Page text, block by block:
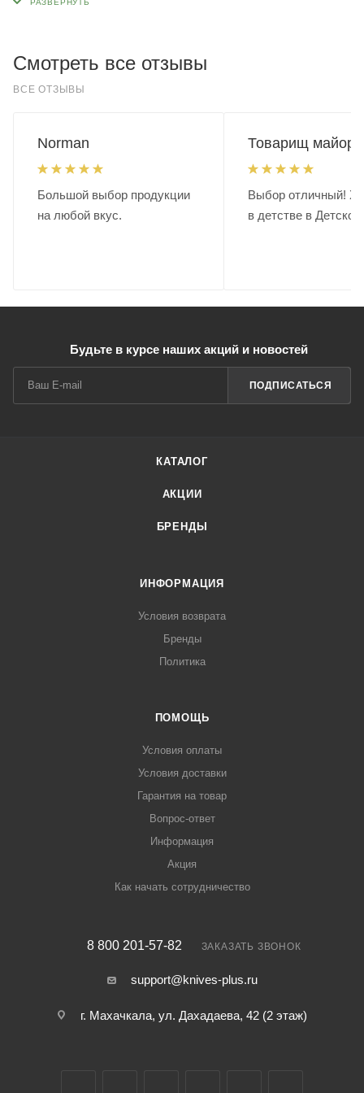
Инструмент для зачистки проводов;
Вес (грамм): 196;
Смотреть все отзывы
ВСЕ ОТЗЫВЫ
Norman
Большой выбор продукции
на любой вкус.
Товарищ майор.
Выбор отличный!
в детстве в
Будьте в курсе наших акций и новостей
ПОДПИСАТЬСЯ
КАТАЛОГ
АКЦИИ
БРЕНДЫ
ИНФОРМАЦИЯ
Условия возврата
Бренды
Политика
ПОМОЩЬ
Условия оплаты
Условия доставки
Гарантия на товар
Вопрос-ответ
Информация
Акция
Как начать сотрудничество
8 800 201-57-82 ЗАКАЗАТЬ ЗВОНОК
support@knives-plus.ru
г. Махачкала, ул. Дахадаева, 42 (2 этаж)